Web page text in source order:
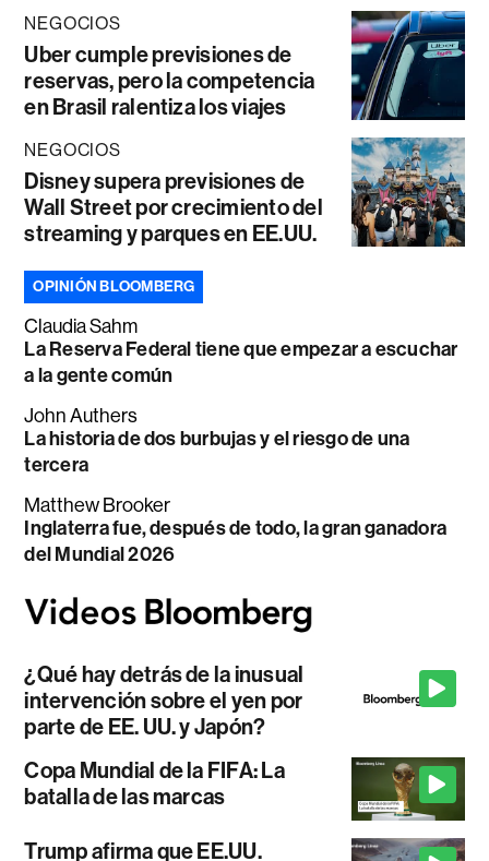
NEGOCIOS
Uber cumple previsiones de
reservas, pero la competencia
en Brasil ralentiza los viajes
NEGOCIOS
Disney supera previsiones de
Wall Street por crecimiento del
streaming y parques en EE.UU.
OPINIÓN BLOOMBERG
Claudia Sahm
La Reserva Federal tiene que empezar a escuchar
a la gente común
John Authers
La historia de dos burbujas y el riesgo de una
tercera
Matthew Brooker
Inglaterra fue, después de todo, la gran ganadora
del Mundial 2026
¿Qué hay detrás de la inusual
intervención sobre el yen por
parte de EE. UU. y Japón?
Copa Mundial de la FIFA: La
batalla de las marcas
Trump afirma que EE.UU.